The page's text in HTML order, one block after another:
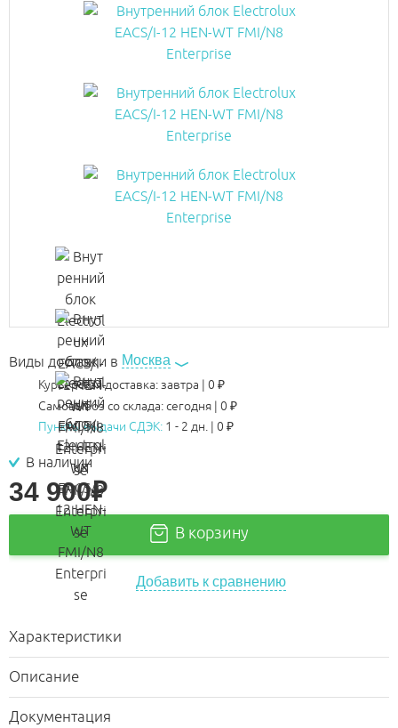
Виды доставки в Москва
Курьерская доставка:завтра | 0 ₽
Самовывоз со склада:сегодня | 0 ₽
Пункты выдачи СДЭК: 1 - 2 дн. | 0 ₽
В наличии
34 900₽
В корзину
Добавить к сравнению
Характеристики
Описание
Документация